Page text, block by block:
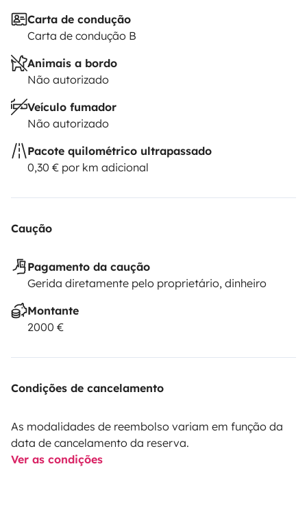
Carta de condução
Carta de condução B
Animais a bordo
Não autorizado
Veículo fumador
Não autorizado
Pacote quilométrico ultrapassado
0,30 € por km adicional
Caução
Pagamento da caução
Gerida diretamente pelo proprietário, dinheiro
Montante
2000 €
Condições de cancelamento
As modalidades de reembolso variam em função da
data de cancelamento da reserva.
Ver as condições